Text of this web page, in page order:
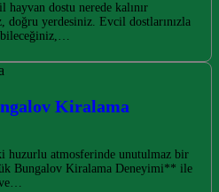
hayvan dostu nerede kalınır
doğru yerdesiniz. Evcil dostlarınızla
Kiralama
huzurlu atmosferinde unutulmaz bir
Bungalov Kiralama Deneyimi** ile
ve…